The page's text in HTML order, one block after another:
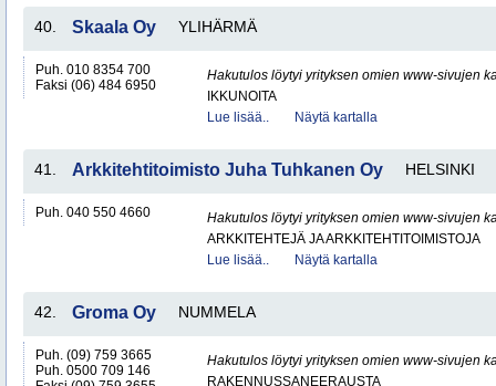
40. Skaala Oy YLIHÄRMÄ
Puh. 010 8354 700
Faksi (06) 484 6950
Hakutulos löytyi yrityksen omien www-sivujen
IKKUNOITA
Lue lisää..
Näytä kartalla
41. Arkkitehtitoimisto Juha Tuhkanen Oy HELSINKI
Puh. 040 550 4660
Hakutulos löytyi yrityksen omien www-sivujen
ARKKITEHTEJÄ JA ARKKITEHTITOIMISTOJA
Lue lisää..
Näytä kartalla
42. Groma Oy NUMMELA
Puh. (09) 759 3665
Puh. 0500 709 146
Hakutulos löytyi yrityksen omien www-sivujen
RAKENNUSSANEERAUSTA